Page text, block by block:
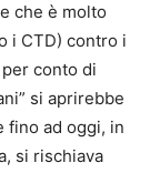
e che è molto
i CTD) contro i
conto di
si aprirebbe
fino ad oggi, in
si rischiava